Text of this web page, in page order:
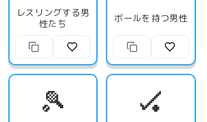
レスリングする男
性たち
ボールを持つ男性
🎾 🏑